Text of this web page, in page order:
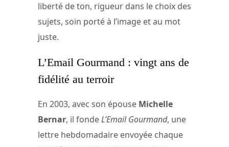
liberté de ton, rigueur dans le choix des
sujets, soin porté à l’image et au mot
juste.
L’Email Gourmand : vingt ans de
fidélité au terroir
En 2003, avec son épouse Michelle
Bernar, il fondeL’Email Gourmand, une
lettre hebdomadaire envoyée chaque